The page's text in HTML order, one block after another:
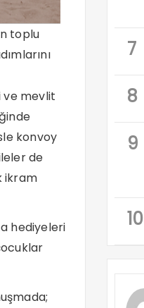
toplu
ve mevlit
konvoy
de
ikram
hediyeleri
7
8
9
10